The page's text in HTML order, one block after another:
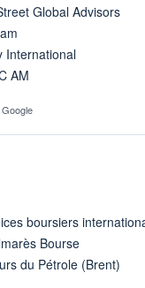
Global Advisors
International
AM
boursiers
Bourse
du Pétrole (Brent)